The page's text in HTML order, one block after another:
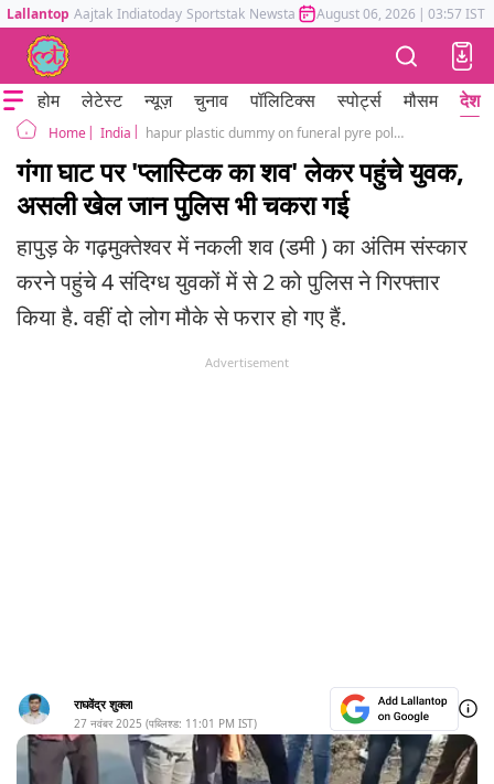
Lallantop Aajtak Indiatoday Sportstak Newstak Mumbai Tak Astrotak
August 06, 2026 | 03:57 IST
होम लेटेस्ट न्यूज़ चुनाव पॉलिटिक्स स्पोर्ट्स मौसम देश
Home India hapur plastic dummy on funeral pyre police arrested accused
गंगा घाट पर 'प्लास्टिक का शव' लेकर पहुंचे युवक,
असली खेल जान पुलिस भी चकरा गई
हापुड़ के गढ़मुक्तेश्वर में नकली शव (डमी ) का अंतिम संस्कार
करने पहुंचे 4 संदिग्ध युवकों में से 2 को पुलिस ने गिरफ्तार
किया है. वहीं दो लोग मौके से फरार हो गए हैं.
Advertisement
राघवेंद्र शुक्ला
27 नवंबर 2025 (पब्लिश्ड: 11:01 PM IST)